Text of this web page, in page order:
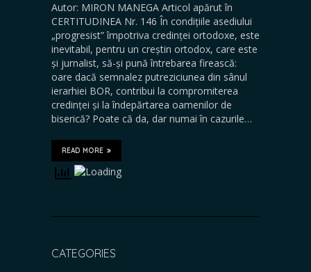
Autor: MIRON MANEGA Articol apărut în
CERTITUDINEA Nr. 146 În condițiile asediului
„progresist” împotriva credinței ortodoxe, este
inevitabil, pentru un creștin ortodox, care este
și jurnalist, să-și pună întrebarea firească:
oare dacă semnalez putreziciunea din sânul
ierarhiei BOR, contribui la compromiterea
credinței și la îndepărtarea oamenilor de
biserică? Poate că da, dar numai în cazurile…
READ MORE
CATEGORIES